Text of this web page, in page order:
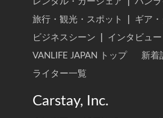
旅行・観光・スポット
ギア
ビジネスシーン
インタビュ
VANLIFE JAPAN トップ
新着
ライター一覧
Carstay, Inc.